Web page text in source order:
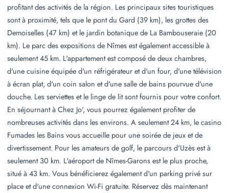
profitant des activités de la région. Les principaux sites touristiques
sont à proximité, tels que le pont du Gard (39 km), les grottes des
Demoiselles (47 km) et le jardin botanique de La Bambouseraie (20
km). Le parc des expositions de Nîmes est également accessible à
seulement 45 km. L'appartement est composé de deux chambres,
d'une cuisine équipée d'un réfrigérateur et d'un four, d'une télévision
à écran plat, d'un coin salon et d'une salle de bains pourvue d'une
douche. Les serviettes et le linge de lit sont fournis pour votre confort.
En séjournant à Chez Jo', vous pourrez également profiter de
nombreuses activités dans les environs. A seulement 24 km, le casino
Fumades les Bains vous accueille pour une soirée de jeux et de
divertissement. Pour les amateurs de golf, le parcours d'Uzès est à
seulement 30 km. L'aéroport de Nîmes-Garons est le plus proche,
situé à 43 km. Vous bénéficierez également d'un parking privé sur
place et d'une connexion Wi-Fi gratuite. Réservez dès maintenant